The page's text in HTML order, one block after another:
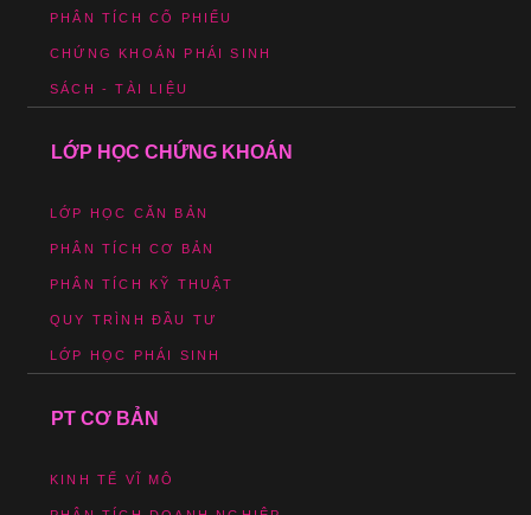
PHÂN TÍCH CỔ PHIẾU
CHỨNG KHOÁN PHÁI SINH
SÁCH - TÀI LIỆU
LỚP HỌC CHỨNG KHOÁN
LỚP HỌC CĂN BẢN
PHÂN TÍCH CƠ BẢN
PHÂN TÍCH KỸ THUẬT
QUY TRÌNH ĐẦU TƯ
LỚP HỌC PHÁI SINH
PT CƠ BẢN
KINH TẾ VĨ MÔ